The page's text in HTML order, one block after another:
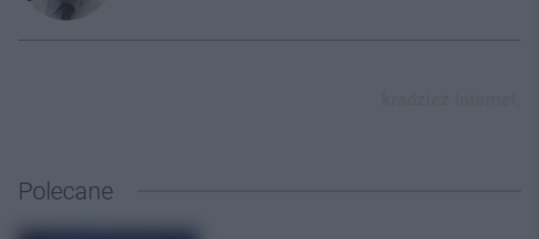
Polecane